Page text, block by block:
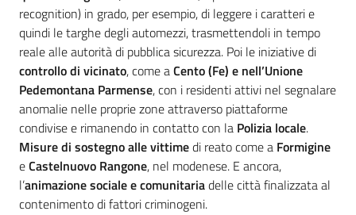
recognition) in grado, per esempio, di leggere i caratteri e
quindi le targhe degli automezzi, trasmettendoli in tempo
reale alle autorità di pubblica sicurezza. Poi le iniziative di
controllo di vicinato, come aCento (Fe) e nell’Unione
Pedemontana Parmense, con i residenti attivi nel segnalare
anomalie nelle proprie zone attraverso piattaforme
condivise e rimanendo in contatto con la Polizia locale.
Misure di sostegno alle vittimedi reato come a Formigine
eCastelnuovo Rangone, nel modenese. E ancora,
l’animazione sociale e comunitariadelle città finalizzata al
contenimento di fattori criminogeni.